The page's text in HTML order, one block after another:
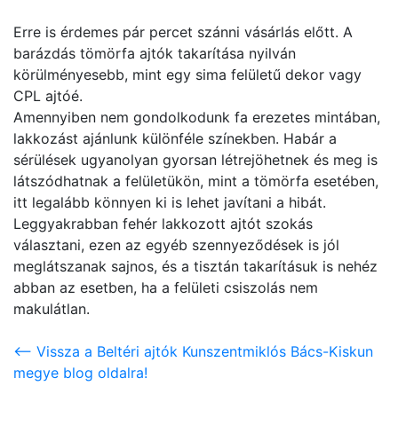
Erre is érdemes pár percet szánni vásárlás előtt. A
barázdás tömörfa ajtók takarítása nyilván
körülményesebb, mint egy sima felületű dekor vagy
CPL ajtóé.
Amennyiben nem gondolkodunk fa erezetes mintában,
lakkozást ajánlunk különféle színekben. Habár a
sérülések ugyanolyan gyorsan létrejöhetnek és meg is
látszódhatnak a felületükön, mint a tömörfa esetében,
itt legalább könnyen ki is lehet javítani a hibát.
Leggyakrabban fehér lakkozott ajtót szokás
választani, ezen az egyéb szennyeződések is jól
meglátszanak sajnos, és a tisztán takarításuk is nehéz
abban az esetben, ha a felületi csiszolás nem
makulátlan.
<-- Vissza a Beltéri ajtók Kunszentmiklós Bács-Kiskun
megye blog oldalra!